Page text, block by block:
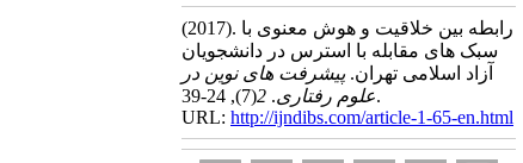
(2017).
سبک های مقابله با استرس در دانشجویان
آزاد اسلامی تهران.پیشرفت های نوین در
علوم رفتاری.
2
(7)
, 24-39.
URL: http://ijndibs.com/article-1-65-en.html